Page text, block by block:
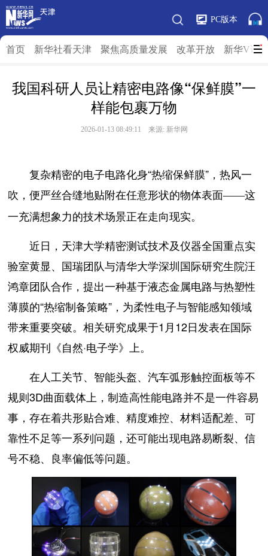
PC版本
首页 新华社看天津 聚焦高质量发展 改革开放 新华V访
我国科研人员让精密电路像“保鲜膜”一
样能包裹万物
2026-01-13 08:49:11 来源: 新华网
复杂精密的电子电路化身“热缩保鲜膜”，热风一
吹，便严丝合缝地贴附在任意形状的物体表面——这
一充满想象力的技术场景正在走向现实。
近日，天津大学精密测试技术及仪器全国重点实
验室黄显、国瑞团队与清华大学深圳国际研究生院汪
鸿章团队合作，提出一种基于液态金属电路与热塑性
薄膜的“热缩制备策略”，为柔性电子与智能感知领域
带来重要突破。相关研究成果于1月12日发表在国际
权威期刊《自然·电子学》上。
在人工关节、智能头盔、汽车弧形触控面板等不
规则3D曲面载体上，制造高性能电路并不是一件容易
事，存在着共形贴合难、精度难控、材料适配差、可
靠性不足等一系列问题，还可能出现电路易断裂、信
号不稳、良率偏低等问题。